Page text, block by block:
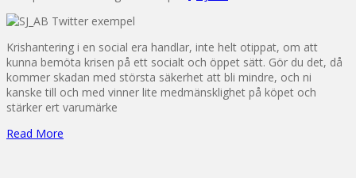
Krishantering i en social era handlar, inte helt otippat, om att
kunna bemöta krisen på ett socialt och öppet sätt. Gör du det, då
kommer skadan med största säkerhet att bli mindre, och ni
kanske till och med vinner lite medmänsklighet på köpet och
stärker ert varumärke
Read More